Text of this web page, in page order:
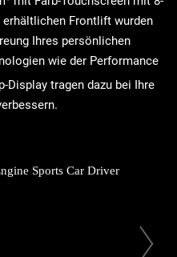
Frontlift wurden
Ihres persönlichen
wie der Performance
Display tragen dazu bei Ihre